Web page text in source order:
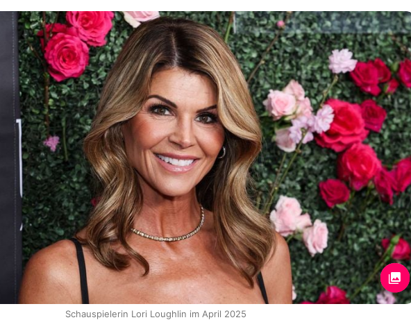
Schauspielerin Lori Loughlin im April 2025